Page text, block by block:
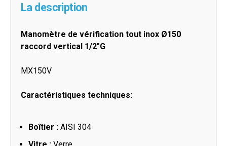
La description
Manomètre de vérification tout inox Ø150
raccord vertical 1/2"G
MX150V
Caractéristiques techniques:
Boîtier : AISI 304